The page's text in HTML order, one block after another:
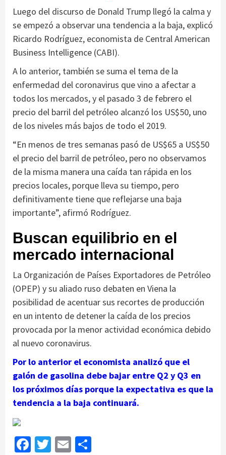
Luego del discurso de Donald Trump llegó la calma y
se empezó a observar una tendencia a la baja, explicó
Ricardo Rodríguez, economista de Central American
Business Intelligence (CABI).
A lo anterior, también se suma el tema de la
enfermedad del coronavirus que vino a afectar a
todos los mercados, y el pasado 3 de febrero el
precio del barril del petróleo alcanzó los US$50, uno
de los niveles más bajos de todo el 2019.
“En menos de tres semanas pasó de US$65 a US$50
el precio del barril de petróleo, pero no observamos
de la misma manera una caída tan rápida en los
precios locales, porque lleva su tiempo, pero
definitivamente tiene que reflejarse una baja
importante”, afirmó Rodríguez.
Buscan equilibrio en el
mercado internacional
La Organización de Países Exportadores de Petróleo
(OPEP) y su aliado ruso debaten en Viena la
posibilidad de acentuar sus recortes de producción
en un intento de detener la caída de los precios
provocada por la menor actividad económica debido
al nuevo coronavirus.
Por lo anterior el economista analizó que el
galón de gasolina debe bajar entre Q2 y Q3 en
los próximos días porque la expectativa es que la
tendencia a la baja continuará.
Facebook
Twitter
Email